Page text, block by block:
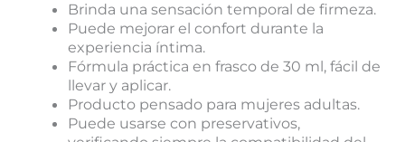
Brinda una sensación temporal de firmeza.
Puede mejorar el confort durante la
experiencia íntima.
Fórmula práctica en frasco de 30 ml, fácil de
llevar y aplicar.
Producto pensado para mujeres adultas.
Puede usarse con preservativos,